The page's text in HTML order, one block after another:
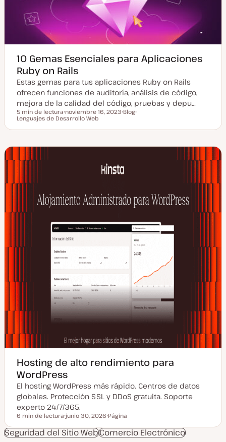
10 Gemas Esenciales para Aplicaciones
Ruby on Rails
Estas gemas para tus aplicaciones Ruby on Rails
ofrecen funciones de auditoría, análisis de código,
mejora de la calidad del código, pruebas y depu…
Tiempo de lectura
5 min de lectura
F
c
z
a
noviembre 16, 2023
p
s
t
Blog
m
Lenguajes de Desarrollo Web
Hosting de alto rendimiento para
WordPress
El hosting WordPress más rápido. Centros de datos
globales. Protección SSL y DDoS gratuita. Soporte
experto 24/7/365.
Tiempo de lectura
6 min de lectura
e
c
junio 30, 2026
i
p
Página
Seguridad del Sitio WebComercio Electrónico